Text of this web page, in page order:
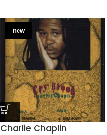
new
Charlie Chaplin